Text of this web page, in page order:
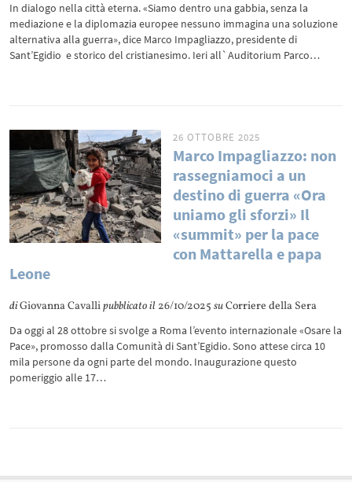
In dialogo nella città eterna. «Siamo dentro una gabbia, senza la
mediazione e la diplomazia europee nessuno immagina una soluzione
alternativa alla guerra», dice Marco Impagliazzo, presidente di
Sant’Egidio e storico del cristianesimo. Ieri all`Auditorium Parco…
26 OTTOBRE 2025
Marco Impagliazzo: non
rassegniamoci a un
destino di guerra «Ora
uniamo gli sforzi» Il
«summit» per la pace
con Mattarella e papa
Leone
diGiovanna Cavallipubblicato il 26/10/2025suCorriere della Sera
Da oggi al 28 ottobre si svolge a Roma l’evento internazionale «Osare la
Pace», promosso dalla Comunità di Sant’Egidio. Sono attese circa 10
mila persone da ogni parte del mondo. Inaugurazione questo
pomeriggio alle 17…